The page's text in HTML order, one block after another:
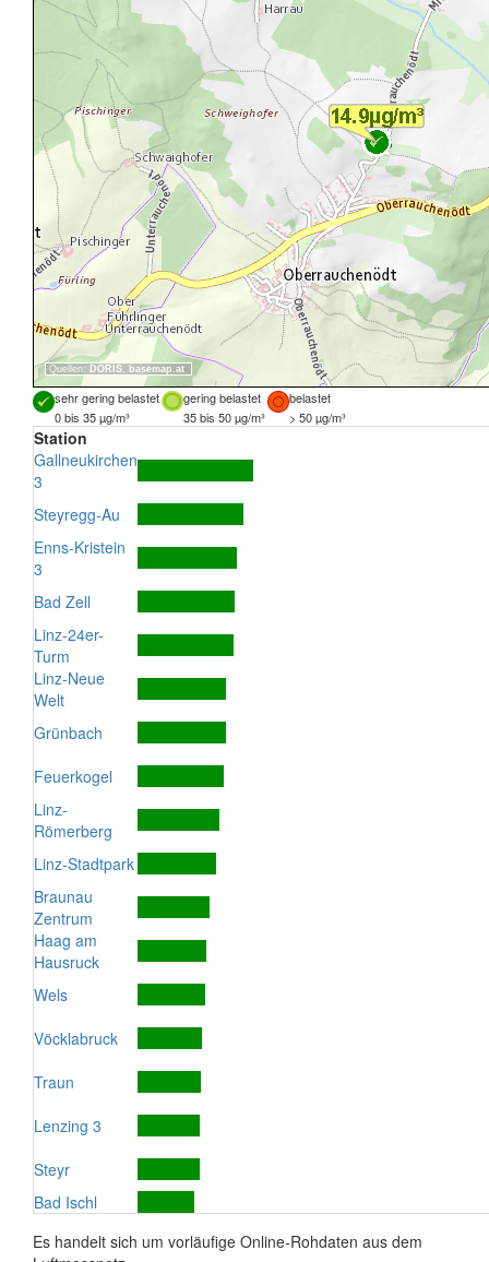
Quellen: DORIS, basemap.at
sehr gering belastet gering belastet
belastet
0 bis 35 µg/m³
35 bis 50 µg/m³ > 50 µg/m³
Station
Gallneukirchen
3
Steyregg-Au
Enns-Kristein
3
Bad Zell
Linz-24er-
Turm
Linz-Neue
Welt
Grünbach
Feuerkogel
Linz-
Römerberg
Linz-Stadtpark
Braunau
Zentrum
Haag am
Hausruck
Wels
Vöcklabruck
Traun
Lenzing 3
Steyr
Bad Ischl
Es handelt sich um vorläufige Online-Rohdaten aus dem